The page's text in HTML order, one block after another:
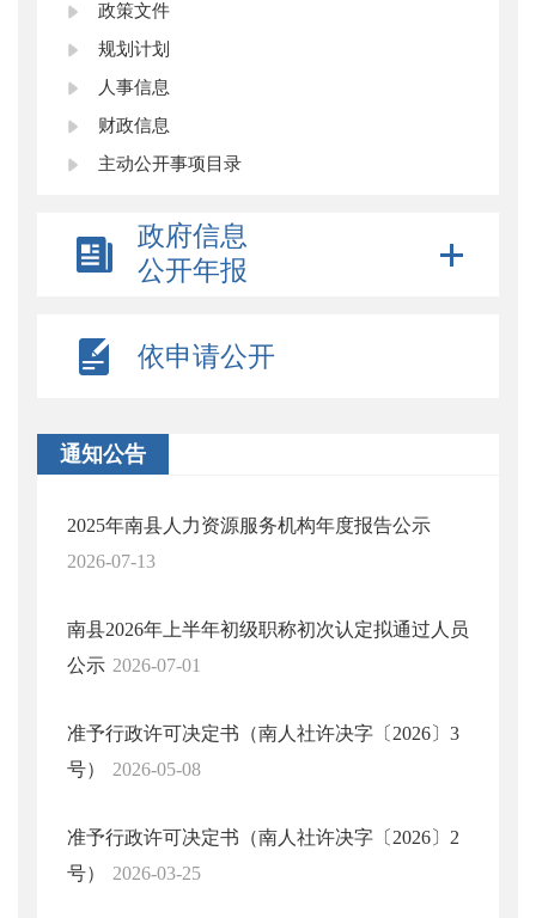
政策文件
规划计划
人事信息
财政信息
主动公开事项目录
政府信息
公开年报
依申请公开
通知公告
2025年南县人力资源服务机构年度报告公示
2026-07-13
南县2026年上半年初级职称初次认定拟通过人员
公示 2026-07-01
准予行政许可决定书（南人社许决字〔2026〕3
号）
2026-05-08
准予行政许可决定书（南人社许决字〔2026〕2
号）
2026-03-25